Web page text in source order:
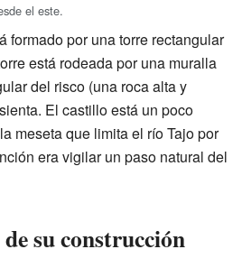
el este.
formado por una torre rectangular
está rodeada por una muralla
del risco (una roca alta y
El castillo está un poco
meseta que limita el río Tajo por
era vigilar un paso natural del
su construcción